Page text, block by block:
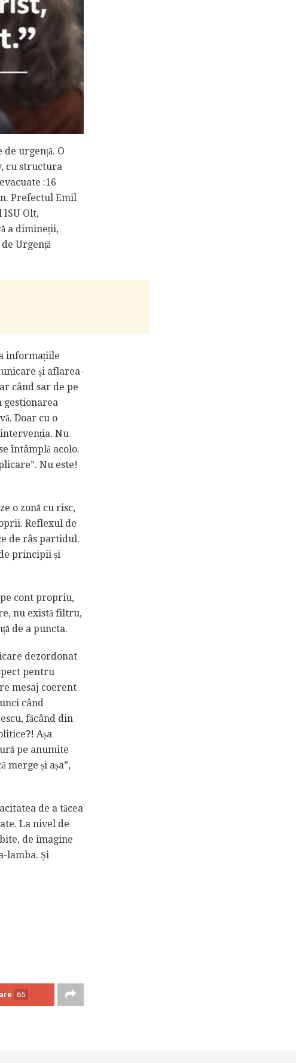
urgență. O
cu structura
:16
Prefectul Emil
ISU Olt,
a dimineții,
Urgență
informațiile
și aflarea-
când sar de pe
gestionarea
Doar cu o
Nu
întâmplă acolo.
Nu este!
o zonă cu risc,
Reflexul de
de râs partidul.
principii și
cont propriu,
nu există filtru,
de a puncta.
dezordonat
pentru
mesaj coerent
când
făcând din
Așa
pe anumite
merge și așa”,
de a tăcea
La nivel de
de imagine
lamba. Și
65